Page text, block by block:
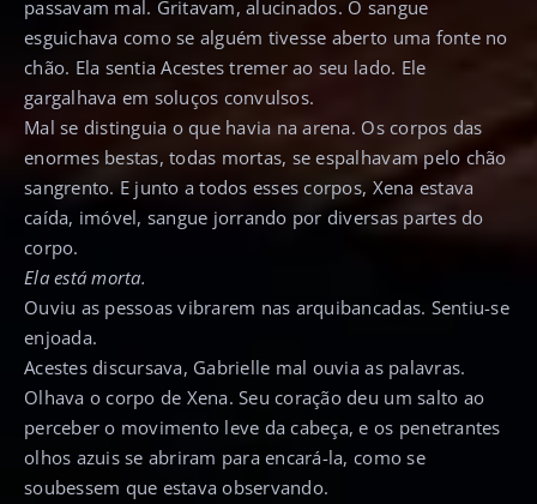
passavam mal. Gritavam, alucinados. O sangue
esguichava como se alguém tivesse aberto uma fonte no
chão. Ela sentia Acestes tremer ao seu lado. Ele
gargalhava em soluços convulsos.
Mal se distinguia o que havia na arena. Os corpos das
enormes bestas, todas mortas, se espalhavam pelo chão
sangrento. E junto a todos esses corpos, Xena estava
caída, imóvel, sangue jorrando por diversas partes do
corpo.
Ela está morta.
Ouviu as pessoas vibrarem nas arquibancadas. Sentiu-se
enjoada.
Acestes discursava, Gabrielle mal ouvia as palavras.
Olhava o corpo de Xena. Seu coração deu um salto ao
perceber o movimento leve da cabeça, e os penetrantes
olhos azuis se abriram para encará-la, como se
soubessem que estava observando.